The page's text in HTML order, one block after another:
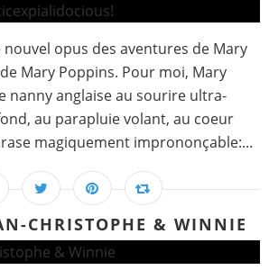
opus des aventures de Mary
Mary Poppins. Pour moi, Mary
nanny anglaise au sourire ultra-
au parapluie volant, au coeur
magiquement imprononçable:...
CHRISTOPHE & WINNIE